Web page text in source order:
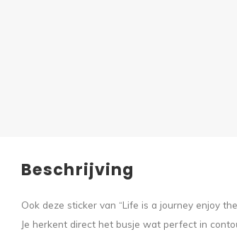
Beschrijving
Ook deze sticker van “Life is a journey enjoy
Je herkent direct het busje wat perfect in